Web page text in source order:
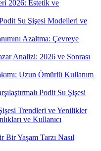
2026: Estetik ve
Su Şişesi Modelleri ve
Azaltma: Çevreye
Analizi: 2026 ve Sonrası
Uzun Ömürlü Kullanım
Podit Su Şişesi
Trendleri ve Yenilikler
ve Kullanıcı
Yaşam Tarzı Nasıl